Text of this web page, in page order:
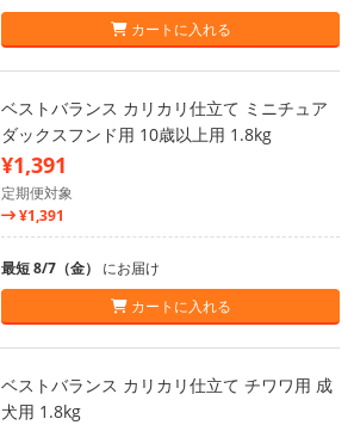
カートに入れる
ベストバランス カリカリ仕立て ミニチュア
ダックスフンド用 10歳以上用 1.8kg
¥1,391
定期便対象
¥1,391
最短 8/7（金） にお届け
カートに入れる
ベストバランス カリカリ仕立て チワワ用 成
犬用 1.8kg